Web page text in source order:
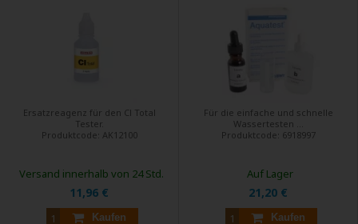
Ersatzreagenz für den Cl Total
Tester.
Produktcode: AK12100
11,96 €
Kaufen
Versand innerhalb von 24 Std.
Für die einfache und schnelle
Wassertesten ...
Produktcode: 6918997
21,20 €
Kaufen
Auf Lager